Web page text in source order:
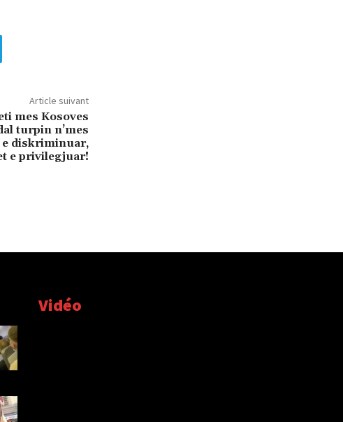
Article suivant
mes Kosoves
turpin n’mes
e diskriminuar,
e privilegjuar!
Vidéo